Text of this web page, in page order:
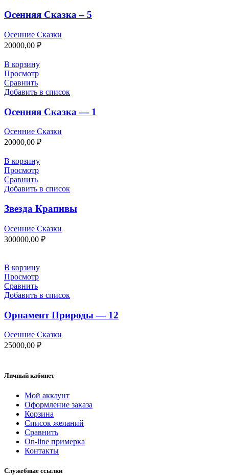
Осенняя Сказка – 5
Осенние Сказки
20000,00 ₽
В корзину
Просмотр
Сравнить
Добавить в список
Осенняя Сказка — 1
Осенние Сказки
20000,00 ₽
В корзину
Просмотр
Сравнить
Добавить в список
Звезда Крапивы
Осенние Сказки
300000,00 ₽
В корзину
Просмотр
Сравнить
Добавить в список
Орнамент Природы — 12
Осенние Сказки
25000,00 ₽
Личный кабинет
Мой аккаунт
Оформление заказа
Корзина
Список желаний
Сравнить
On-line примерка
Контакты
Служебные ссылки